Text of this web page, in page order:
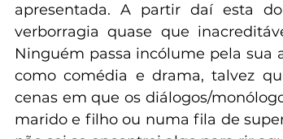
apresentada. A partir daí esta
verborragia quase que
Ninguém passa incólume pela sua
como comédia e drama, talvez
cenas em que os diálogos/
marido e filho ou numa fila de